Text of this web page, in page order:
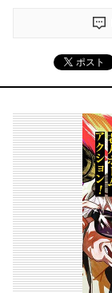
ポスト